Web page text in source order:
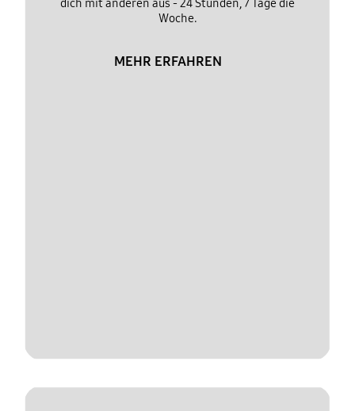
dich mit anderen aus - 24 Stunden, 7 Tage die
Woche.
MEHR ERFAHREN